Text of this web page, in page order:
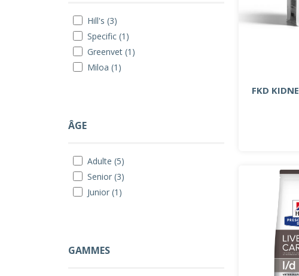
Hill's (3)
Specific (1)
Greenvet (1)
Miloa (1)
ÂGE
Adulte (5)
Senior (3)
Junior (1)
GAMMES
FKD